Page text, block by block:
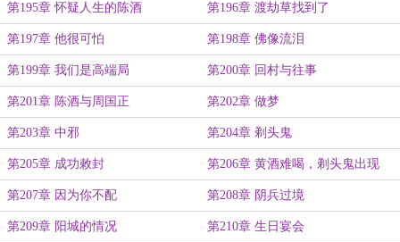
第195章 怀疑人生的陈酒 第196章 渡劫草找到了
第197章 他很可怕 第198章 佛像流泪
第199章 我们是高端局 第200章 回村与往事
第201章 陈酒与周国正 第202章 做梦
第203章 中邪 第204章 剃头鬼
第205章 成功敕封 第206章 黄酒难喝，剃头鬼出现
第207章 因为你不配 第208章 阴兵过境
第209章 阳城的情况 第210章 生日宴会